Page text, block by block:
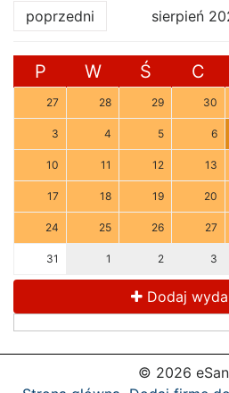
poprzedni sierpień
P W Ś C
27 28 29 30
3 4 5 6
10 11 12 13
17 18 19 20
24 25 26 27
31 1 2 3
Dodaj
© 2026